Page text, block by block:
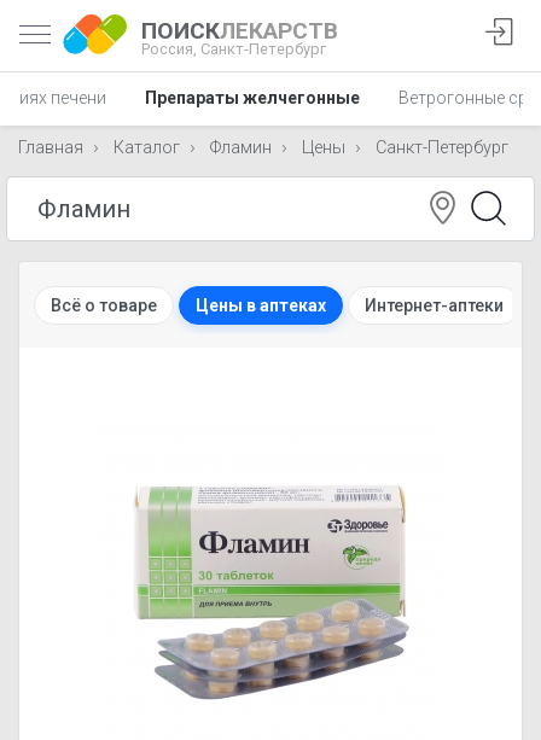
ПОИСКЛЕКАРСТВ
Россия, Санкт-Петербург
печени Препараты желчегонные Ветрогонные
Главная Каталог Фламин Цены Санкт-Петербург
Всё о товаре Цены в аптеках Интернет-аптеки